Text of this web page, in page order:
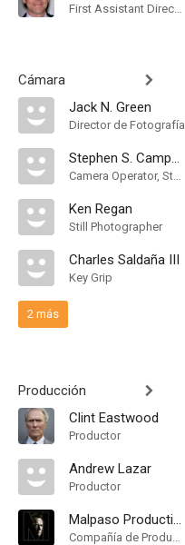
First Assistant Director
Cámara
Jack N. Green
Director de Fotografía
Stephen S. Campanelli
Camera Operator, Steadicam Operator
Ken Regan
Still Photographer
Charles Saldaña III
Key Grip
2 más
Producción
Clint Eastwood
Productor
Andrew Lazar
Productor
Malpaso Productions
Compañía de Produccion